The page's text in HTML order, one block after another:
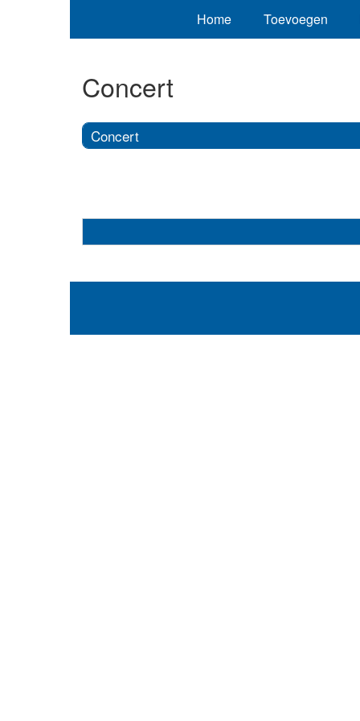
Home Toevoegen
Concert
Concert